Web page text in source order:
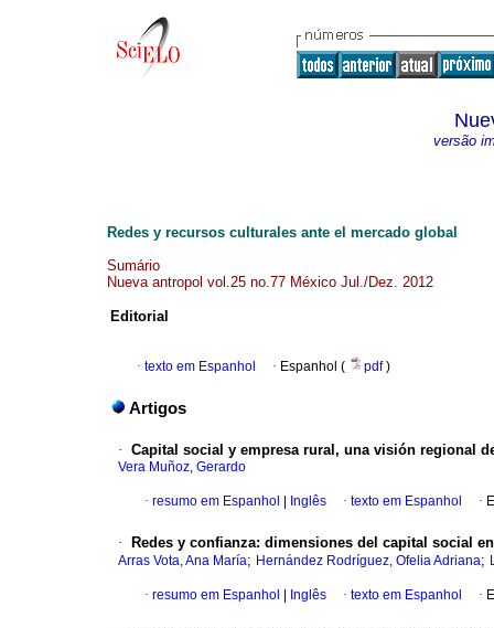
versão
Redes y recursos culturales ante el mercado global
Sumário
Nueva antropol vol.25 no.77 México Jul./Dez. 2012
Editorial
· texto em Espanhol · Espanhol ( pdf)
Artigos
· Capital social y empresa rural, una visión regional
Vera Muñoz, Gerardo
· resumo em Espanhol Inglês · texto em Espanhol ·
· Redes y confianza: dimensiones del capital social
Arras Vota, Ana María; Hernández Rodríguez, Ofelia Adriana;
· resumo em Espanhol Inglês · texto em Espanhol ·